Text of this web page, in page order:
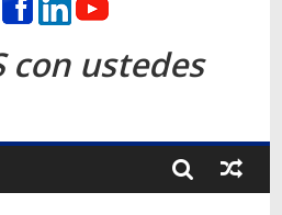
con ustedes